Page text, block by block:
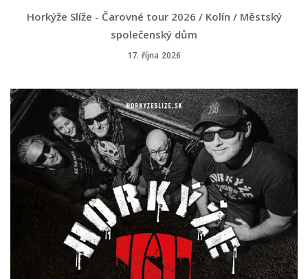
Horkýže Slíže - Čarovné tour 2026 / Kolín / Městský
společenský dům
17. října 2026